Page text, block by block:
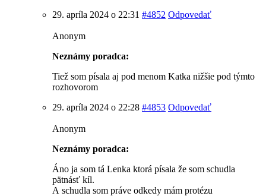
29. apríla 2024 o 22:31 #4852 Odpovedať
Anonym
Neznámy poradca:
Tiež som písala aj pod menom Katka nižšie pod týmto
rozhovorom
29. apríla 2024 o 22:28 #4853 Odpovedať
Anonym
Neznámy poradca:
Áno ja som tá Lenka ktorá písala že som schudla
pätnásť kíl.
A schudla som práve odkedy mám protézu